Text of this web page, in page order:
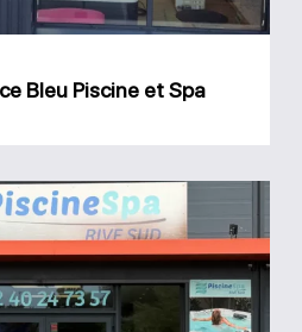
Bleu Piscine et Spa
Magasin
Rive
Sud
Piscine